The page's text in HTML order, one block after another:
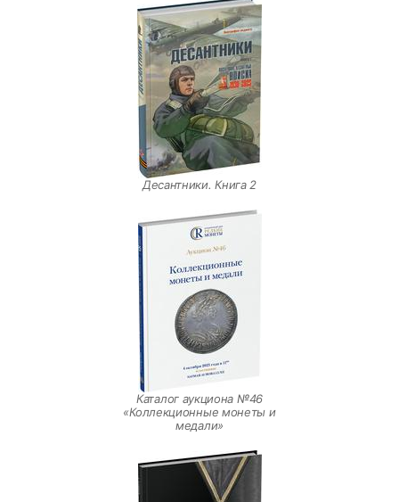
Десантники. Книга 2
Каталог аукциона №46
«Коллекционные монеты и
медали»